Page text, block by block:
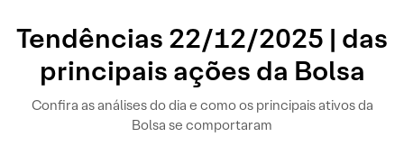
Tendências 22/12/2025 | das
principais ações da Bolsa
Confira as análises do dia e como os principais ativos da
Bolsa se comportaram